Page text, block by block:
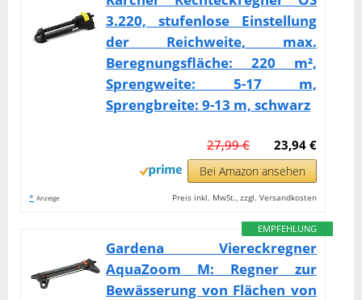
3.220, stufenlose Einstellung
der Reichweite, max.
Beregnungsfläche: 220 m²,
Sprengweite: 5-17 m,
Sprengbreite: 9-13 m, schwarz
23,94 €
27,99 €
Bei Amazon ansehen
* Anzeige Preis inkl. MwSt., zzgl. Versandkosten
EMPFEHLUNG
Gardena Viereckregner
AquaZoom M: Regner zur
Bewässerung von Flächen von